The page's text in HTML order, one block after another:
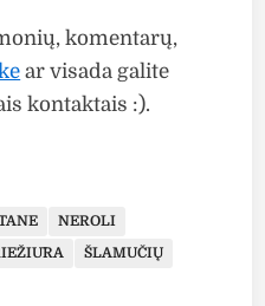
komentarų,
ar visada galite
kontaktais :).
NEROLI
ŠLAMUČIŲ